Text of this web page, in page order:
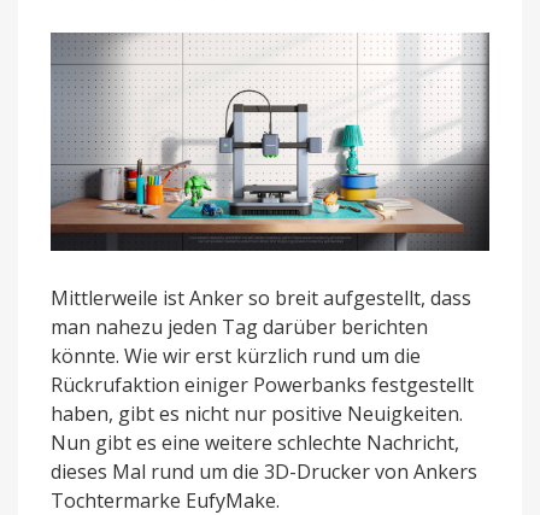
Mittlerweile ist Anker so breit aufgestellt, dass
man nahezu jeden Tag darüber berichten
könnte. Wie wir erst kürzlich rund um die
Rückrufaktion einiger Powerbanks festgestellt
haben, gibt es nicht nur positive Neuigkeiten.
Nun gibt es eine weitere schlechte Nachricht,
dieses Mal rund um die 3D-Drucker von Ankers
Tochtermarke EufyMake.